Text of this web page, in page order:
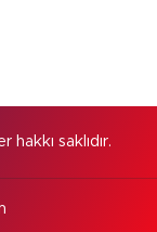
saklıdır.